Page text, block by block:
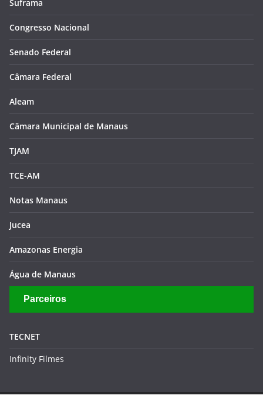
Suframa
Congresso Nacional
Senado Federal
Câmara Federal
Aleam
Câmara Municipal de Manaus
TJAM
TCE-AM
Notas Manaus
Jucea
Amazonas Energia
Água de Manaus
Parceiros
TECNET
Infinity Filmes